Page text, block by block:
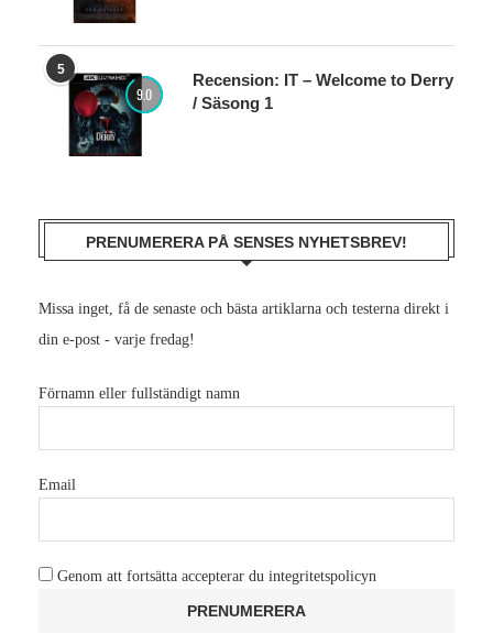
5
9.0
Recension: IT – Welcome to Derry
/ Säsong 1
PRENUMERERA PÅ SENSES NYHETSBREV!
Missa inget, få de senaste och bästa artiklarna och testerna direkt i
din e-post - varje fredag!
Förnamn eller fullständigt namn
Email
Genom att fortsätta accepterar du integritetspolicyn